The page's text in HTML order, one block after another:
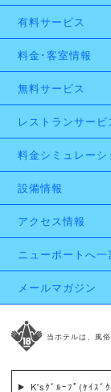
有料サービス
料金･客室情報
無料サービス
レストランサービ
料金シミュレーシ
設備情報
アクセス情報
ニューポートへ一
メールマガジン
当ホテルは、風
K'sｸﾞﾙｰﾌﾟ(ｹｲｽﾞ